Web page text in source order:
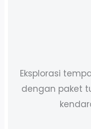
Eksplorasi
dengan paket